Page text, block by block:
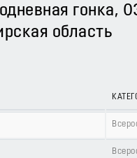
гонка,
область